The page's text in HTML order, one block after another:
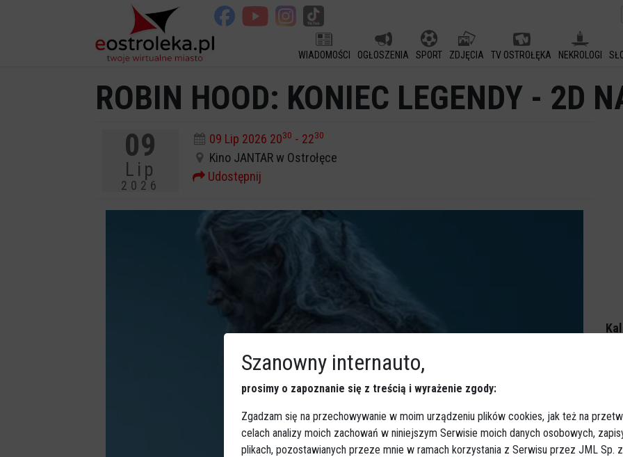
WIADOMOŚCI OGŁOSZENIA SPORT ZDJĘCIA TV OSTROŁĘKA NEKROLOGI
ROBIN HOOD: KONIEC LEGENDY - 2D
09
Lip
2026
09 Lip 2026 2030 - 2230
Kino JANTAR w Ostrołęce
Udostępnij
Szanowny internauto,
prosimy o zapoznanie się z treścią i wyrażenie zgody:
Zgadzam się na przechowywanie w moim urządzeniu plików cookies, jak też na
celach analizy moich zachowań w niniejszym Serwisie moich danych osobowych,
plikach, pozostawianych przeze mnie w ramach korzystania z Serwisu przez JML Sp.